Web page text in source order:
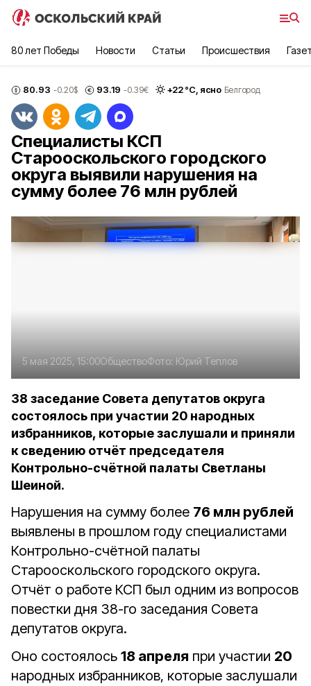
80 лет Победы Новости Статьи Происшествия
80.93 -0.20$ 93.19 -0.39€ +22°С, ясно Белгород
Специалисты КСП
Старооскольского городского
округа выявили нарушения на
сумму более 76 млн рублей
5 мая 2025, 15:00ОбществоФото: Юрий Теплов
38 заседание Совета депутатов округа
состоялось при участии 20 народных
избранников, которые заслушали и приняли
к сведению отчёт председателя
Контрольно-счётной палаты Светланы
Шеиной.
Нарушения на сумму более 76 млн рублей
выявлены в прошлом году специалистами
Контрольно-счётной палаты
Старооскольского городского округа.
Отчёт о работе КСП был одним из вопросов
повестки дня 38-го заседания Совета
депутатов округа.
Оно состоялось 18 апреля при участии 20
народных избранников, которые заслушали